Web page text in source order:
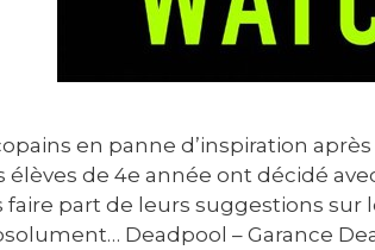
en panne d’inspiration
de 4e année ont décidé
faire part de leurs suggestions sur
Deadpool – Garance